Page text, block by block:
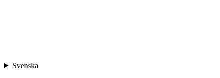
Svenska